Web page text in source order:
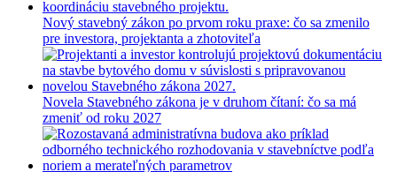
Nový stavebný zákon po prvom roku praxe: čo sa zmenilo
pre investora, projektanta a zhotoviteľa
Novela Stavebného zákona je v druhom čítaní: čo sa má
zmeniť od roku 2027